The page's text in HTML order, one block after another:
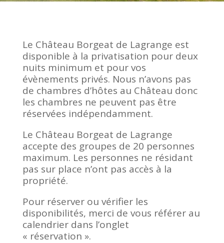
Le Château Borgeat de Lagrange est
disponible à la privatisation pour deux
nuits minimum et pour vos
évènements privés. Nous n’avons pas
de chambres d’hôtes au Château donc
les chambres ne peuvent pas être
réservées indépendamment.
Le Château Borgeat de Lagrange
accepte des groupes de 20 personnes
maximum. Les personnes ne résidant
pas sur place n’ont pas accès à la
propriété.
Pour réserver ou vérifier les
disponibilités, merci de vous référer au
calendrier dans l’onglet
« réservation ».